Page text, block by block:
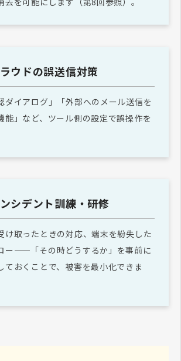
ウドの誤送信対策
ダイアログ」「外部へのメール送信を
能」など、ツール側の設定で誤操作を
シデント訓練・研修
け取ったときの対応、端末を紛失した
ー——「その時どうするか」を事前に
ておくことで、被害を最小化できま